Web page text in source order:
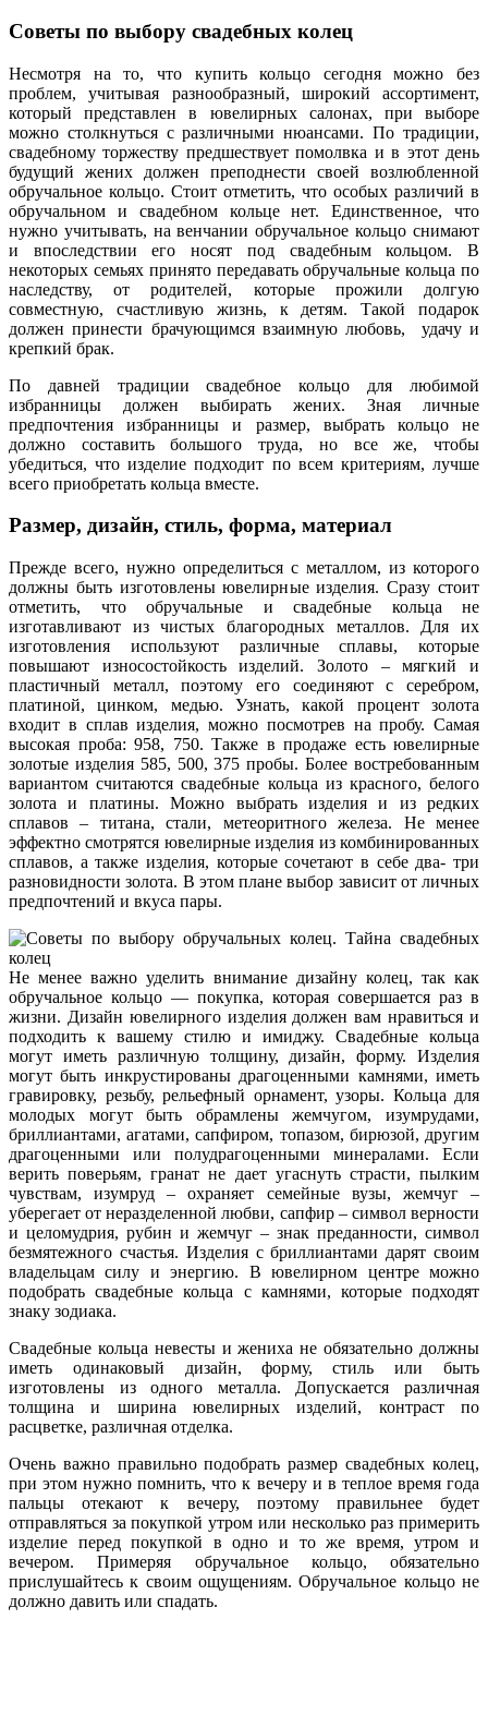
Советы по выбору свадебных колец
Несмотря на то, что купить кольцо сегодня можно без
проблем, учитывая разнообразный, широкий ассортимент,
который представлен в ювелирных салонах, при выборе
можно столкнуться с различными нюансами. По традиции,
свадебному торжеству предшествует помолвка и в этот день
будущий жених должен преподнести своей возлюбленной
обручальное кольцо. Стоит отметить, что особых различий в
обручальном и свадебном кольце нет. Единственное, что
нужно учитывать, на венчании обручальное кольцо снимают
и впоследствии его носят под свадебным кольцом. В
некоторых семьях принято передавать обручальные кольца по
наследству, от родителей, которые прожили долгую
совместную, счастливую жизнь, к детям. Такой подарок
должен принести брачующимся взаимную любовь, удачу и
крепкий брак.
По давней традиции свадебное кольцо для любимой
избранницы должен выбирать жених. Зная личные
предпочтения избранницы и размер, выбрать кольцо не
должно составить большого труда, но все же, чтобы
убедиться, что изделие подходит по всем критериям, лучше
всего приобретать кольца вместе.
Размер, дизайн, стиль, форма, материал
Прежде всего, нужно определиться с металлом, из которого
должны быть изготовлены ювелирные изделия. Сразу стоит
отметить, что обручальные и свадебные кольца не
изготавливают из чистых благородных металлов. Для их
изготовления используют различные сплавы, которые
повышают износостойкость изделий. Золото – мягкий и
пластичный металл, поэтому его соединяют с серебром,
платиной, цинком, медью. Узнать, какой процент золота
входит в сплав изделия, можно посмотрев на пробу. Самая
высокая проба: 958, 750. Также в продаже есть ювелирные
золотые изделия 585, 500, 375 пробы. Более востребованным
вариантом считаются свадебные кольца из красного, белого
золота и платины. Можно выбрать изделия и из редких
сплавов – титана, стали, метеоритного железа. Не менее
эффектно смотрятся ювелирные изделия из комбинированных
сплавов, а также изделия, которые сочетают в себе два- три
разновидности золота. В этом плане выбор зависит от личных
предпочтений и вкуса пары.
Не менее важно уделить внимание дизайну колец, так как
обручальное кольцо — покупка, которая совершается раз в
жизни. Дизайн ювелирного изделия должен вам нравиться и
подходить к вашему стилю и имиджу. Свадебные кольца
могут иметь различную толщину, дизайн, форму. Изделия
могут быть инкрустированы драгоценными камнями, иметь
гравировку, резьбу, рельефный орнамент, узоры. Кольца для
молодых могут быть обрамлены жемчугом, изумрудами,
бриллиантами, агатами, сапфиром, топазом, бирюзой, другим
драгоценными или полудрагоценными минералами. Если
верить поверьям, гранат не дает угаснуть страсти, пылким
чувствам, изумруд – охраняет семейные вузы, жемчуг –
уберегает от неразделенной любви, сапфир – символ верности
и целомудрия, рубин и жемчуг – знак преданности, символ
безмятежного счастья. Изделия с бриллиантами дарят своим
владельцам силу и энергию. В ювелирном центре можно
подобрать свадебные кольца с камнями, которые подходят
знаку зодиака.
Свадебные кольца невесты и жениха не обязательно должны
иметь одинаковый дизайн, форму, стиль или быть
изготовлены из одного металла. Допускается различная
толщина и ширина ювелирных изделий, контраст по
расцветке, различная отделка.
Очень важно правильно подобрать размер свадебных колец,
при этом нужно помнить, что к вечеру и в теплое время года
пальцы отекают к вечеру, поэтому правильнее будет
отправляться за покупкой утром или несколько раз примерить
изделие перед покупкой в одно и то же время, утром и
вечером. Примеряя обручальное кольцо, обязательно
прислушайтесь к своим ощущениям. Обручальное кольцо не
должно давить или спадать.